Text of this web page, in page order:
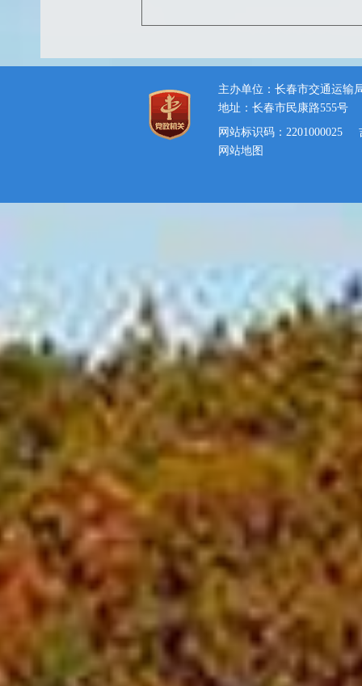
主办单位：长春市交通运输
地址：长春市民康路555号
网站标识码：2201000025
网站地图